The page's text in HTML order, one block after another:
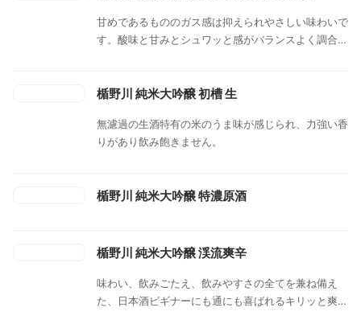
甘めであるもののガス感は抑えられやさしい味わいで
す。酸味と甘みとシュワッと感がバランスよく調合さ
楯野川 純米大吟醸 初槽 生
無濾過の生酒特有の米のうま味が感じられ、力強い香
りがあり飲み飽きません。
楯野川 純米大吟醸 特濃原酒
楯野川 純米大吟醸 渓流爽辛
味わい、飲みごたえ、飲みやすさの全てを兼ね備え
た、日本酒ビギナーにも通にも喜ばれるキリッと爽快